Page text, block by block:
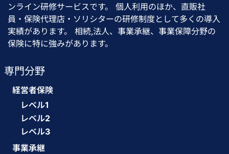
ンライン研修サービスです。 個人利用のほか、直販社
員・保険代理店・ソリシターの研修制度として多くの導入
実績があります。 相続,法人、事業承継、事業保障分野の
保険に特に強みがあります。
専門分野
経営者保険
レベル1
レベル2
レベル3
事業承継